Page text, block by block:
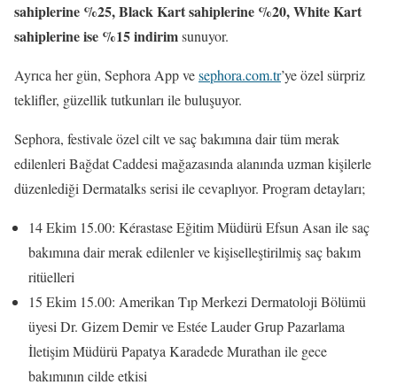
sahiplerine %25, Black Kart sahiplerine %20, White Kart
sahiplerine ise %15 indirimsunuyor.
Ayrıca her gün, Sephora App vesephora.com.tr’ye özel sürpriz
teklifler, güzellik tutkunları ile buluşuyor.
Sephora, festivale özel cilt ve saç bakımına dair tüm merak
edilenleri Bağdat Caddesi mağazasında alanında uzman kişilerle
düzenlediği Dermatalks serisi ile cevaplıyor. Program detayları;
14 Ekim 15.00: Kérastase Eğitim Müdürü Efsun Asan ile saç
bakımına dair merak edilenler ve kişiselleştirilmiş saç bakım
ritüelleri
15 Ekim 15.00: Amerikan Tıp Merkezi Dermatoloji Bölümü
üyesi Dr. Gizem Demir ve Estée Lauder Grup Pazarlama
İletişim Müdürü Papatya Karadede Murathan ile gece
bakımının cilde etkisi